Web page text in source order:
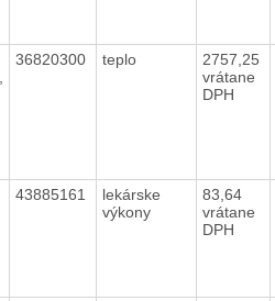
36820300 teplo
2757,25
vrátane
DPH
43885161
lekárske
výkony
83,64
vrátane
DPH